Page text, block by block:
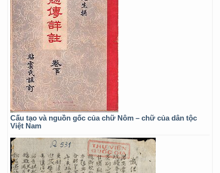
Cấu tạo và nguồn gốc của chữ Nôm – chữ của dân tộc
Việt Nam